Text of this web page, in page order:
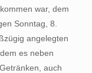
war, dem
Sonntag, 8.
angelegten
es neben
auch